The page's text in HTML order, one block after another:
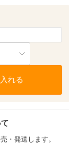
れる
・発送します。